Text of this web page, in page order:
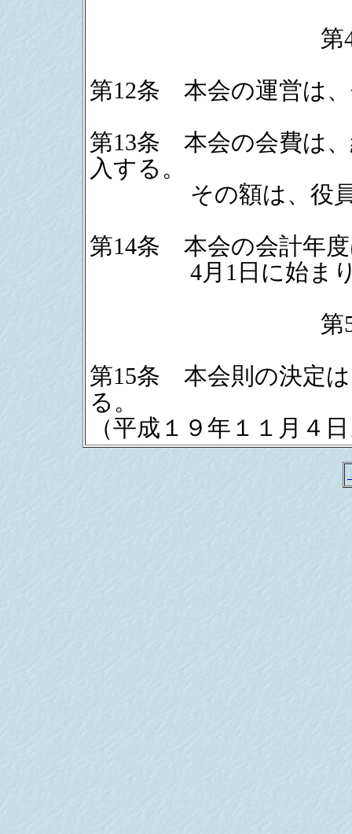
第12条 本会の運営は
第13条 本会の会費は
入する。
その額は、役員会
第14条 本会の会計年
4月1日に始まり翌
第15条 本会則の決定
る。
（平成１９年１１月４